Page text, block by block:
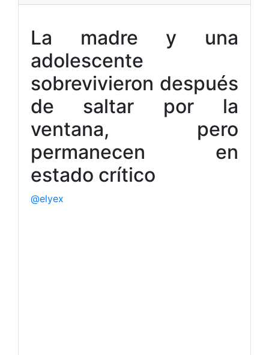
La madre y una
adolescente
sobrevivieron después
de saltar por la
ventana, pero
permanecen en
estado crítico
@elyex